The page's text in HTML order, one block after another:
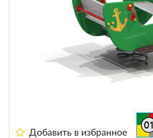
Добавить в избранное